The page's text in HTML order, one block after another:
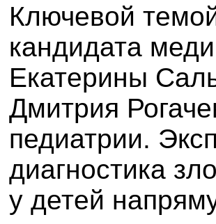
Ключевой
кандидата
Екатерины
Дмитрия
педиатрии.
диагностика
у детей